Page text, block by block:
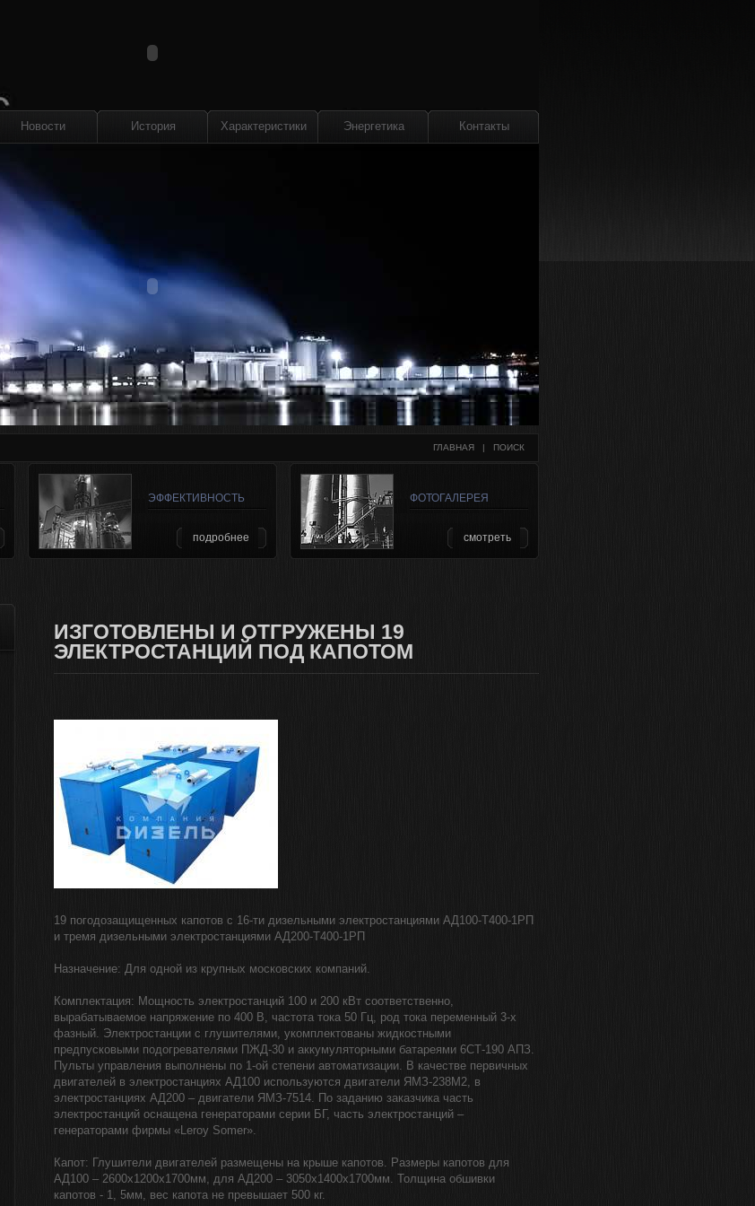
Новости История Характеристики Энергетика Контакты
ГЛАВНАЯ
   |
ПОИСК
ЭФФЕКТИВНОСТЬ
подробнее
ФОТОГАЛЕРЕЯ
смотреть
ИЗГОТОВЛЕНЫ И ОТГРУЖЕНЫ 19
ЭЛЕКТРОСТАНЦИЙ ПОД КАПОТОМ
19 погодозащищенных капотов с 16-ти дизельными электростанциями АД100-Т400-1РП
и тремя дизельными электростанциями АД200-Т400-1РП
Назначение: Для одной из крупных московских компаний.
Комплектация: Мощность электростанций 100 и 200 кВт соответственно,
вырабатываемое напряжение по 400 В, частота тока 50 Гц, род тока переменный 3-х
фазный. Электростанции с глушителями, укомплектованы жидкостными
предпусковыми подогревателями ПЖД-30 и аккумуляторными батареями 6СТ-190 АПЗ.
Пульты управления выполнены по 1-ой степени автоматизации. В качестве первичных
двигателей в электростанциях АД100 используются двигатели ЯМЗ-238М2, в
электростанциях АД200 – двигатели ЯМЗ-7514. По заданию заказчика часть
электростанций оснащена генераторами серии БГ, часть электростанций –
генераторами фирмы «Leroy Somer».
Капот: Глушители двигателей размещены на крыше капотов. Размеры капотов для
АД100 – 2600х1200х1700мм, для АД200 – 3050х1400х1700мм. Толщина обшивки
капотов - 1, 5мм, вес капота не превышает 500 кг.